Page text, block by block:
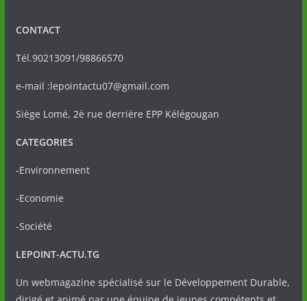
CONTACT
Tél.90213091/98866570
e-mail :lepointactu07@gmail.com
Siège Lomé, 2è rue derrière EPP Kélégougan
CATEGORIES
-Environnement
-Economie
-Société
LEPOINT-ACTU.TG
Un webmagazine spécialisé sur le Développement Durable,